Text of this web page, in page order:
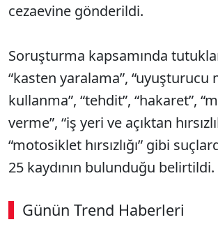
cezaevine gönderildi.
Soruşturma kapsamında
“kasten yaralama”, “uyuşturucu
kullanma”, “tehdit”, “hakaret”,
verme”, “iş yeri ve açıktan
“motosiklet hırsızlığı” gibi
25 kaydının bulunduğu belirtildi.
Günün Trend Haberleri